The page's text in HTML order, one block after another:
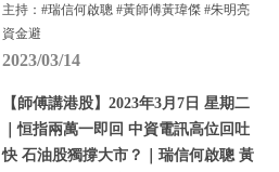
主持：#瑞信何啟聰 #黃師傅黃瑋傑 #朱明亮
資金避
2023/03/14
【師傅講港股】2023年3月7日 星期二
｜恒指兩萬一即回 中資電訊高位回吐
快 石油股獨撐大市？｜瑞信何啟聰 黃